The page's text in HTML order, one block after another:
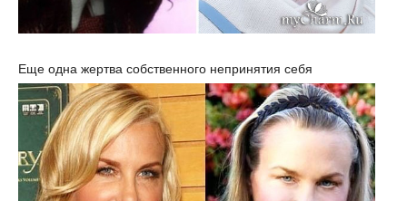
Еще одна жертва собственного непринятия себя